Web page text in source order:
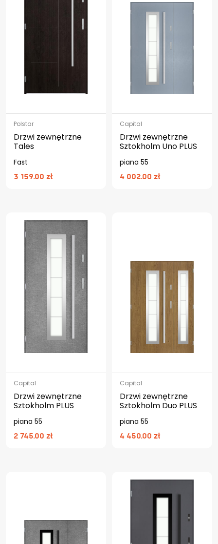
Polstar
Drzwi zewnętrzne
Tales
Fast
3 159.00 zł
Capital
Drzwi zewnętrzne
Sztokholm Uno PLUS
piana 55
4 002.00 zł
Capital
Drzwi zewnętrzne
Sztokholm PLUS
piana 55
2 745.00 zł
Capital
Drzwi zewnętrzne
Sztokholm Duo PLUS
piana 55
4 450.00 zł